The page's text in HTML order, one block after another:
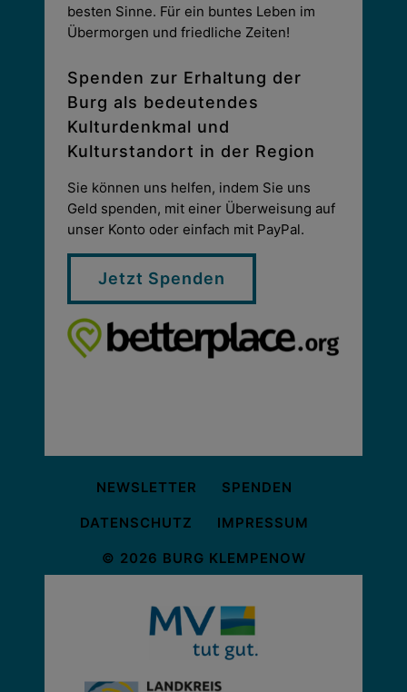
besten Sinne. Für ein buntes Leben im
Übermorgen und friedliche Zeiten!
Spenden zur Erhaltung der
Burg als bedeutendes
Kulturdenkmal und
Kulturstandort in der Region
Sie können uns helfen, indem Sie uns
Geld spenden, mit einer Überweisung auf
unser Konto oder einfach mit PayPal.
Jetzt Spenden
NEWSLETTER SPENDEN
DATENSCHUTZ IMPRESSUM
© 2026 BURG KLEMPENOW